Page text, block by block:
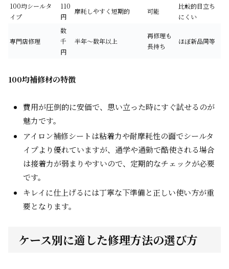
100均シールタ
イプ
110
円
摩耗しやすく短期的 可能
比較的目立ち
にくい
専門店修理
数
千
円
半年〜数年以上
再修理も
長持ち
ほぼ新品同等
100均補修材の特徴
費用が圧倒的に安価で、思い立った時にすぐ試せるのが
魅力です。
アイロン補修シートは粘着力や耐摩耗性の面でシールタ
イプより優れていますが、通学や通勤で酷使される場合
は接着力が弱まりやすいので、定期的なチェックが必要
です。
キレイに仕上げるには丁寧な下準備と正しい使い方が重
要となります。
ケース別に適した修理方法の選び方